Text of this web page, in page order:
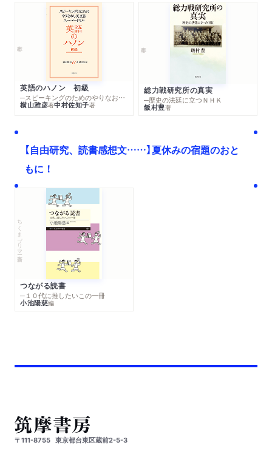
英語のハノン 初級
─スピーキングのためのやりなおし英文法スーパードリル
横山雅彦著中村佐知子著
総力戦研究所の真実
─歴史の法廷に立つＮＨＫ
飯村豊著
【自由研究、読書感想文……】夏休みの宿題のおと
もに！
ちくまプリマー新書
つながる読書
─１０代に推したいこの一冊
小池陽慈編
〒111-8755 東京都台東区蔵前2-5-3